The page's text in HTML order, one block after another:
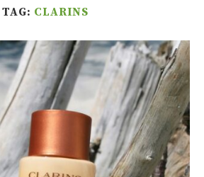
TAG: CLARINS